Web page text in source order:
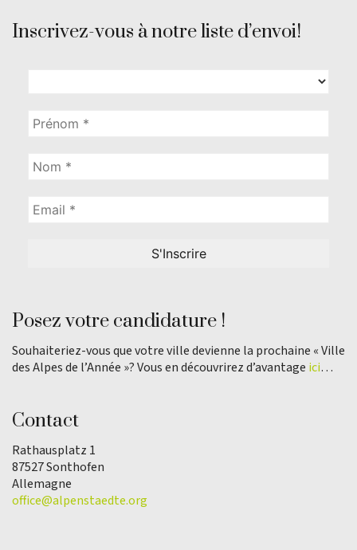
Inscrivez-vous à notre liste d’envoi!
Posez votre candidature !
Souhaiteriez-vous que votre ville devienne la prochaine « Ville
des Alpes de l’Année »? Vous en découvrirez d’avantage ici…
Contact
Rathausplatz 1
87527 Sonthofen
Allemagne
office@alpenstaedte.org